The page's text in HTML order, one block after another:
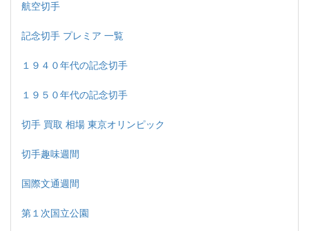
航空切手
記念切手 プレミア 一覧
１９４０年代の記念切手
１９５０年代の記念切手
切手 買取 相場 東京オリンピック
切手趣味週間
国際文通週間
第１次国立公園